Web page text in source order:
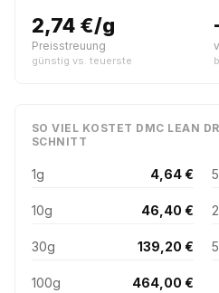
2,74 €/g
Preisstreuung
günstig vs. teuerste
SO VIEL KOSTET DMC LEAN
SCHNITT
1g 4,64 €
10g 46,40 €
30g 139,20 €
100g 464,00 €